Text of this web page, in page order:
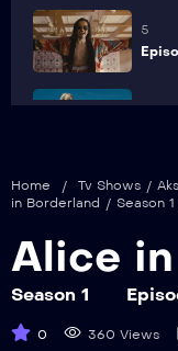
5
6
7
8
Home / Tv Shows /
in Borderland / Season 1
Alice
Season 1
0 360 Views